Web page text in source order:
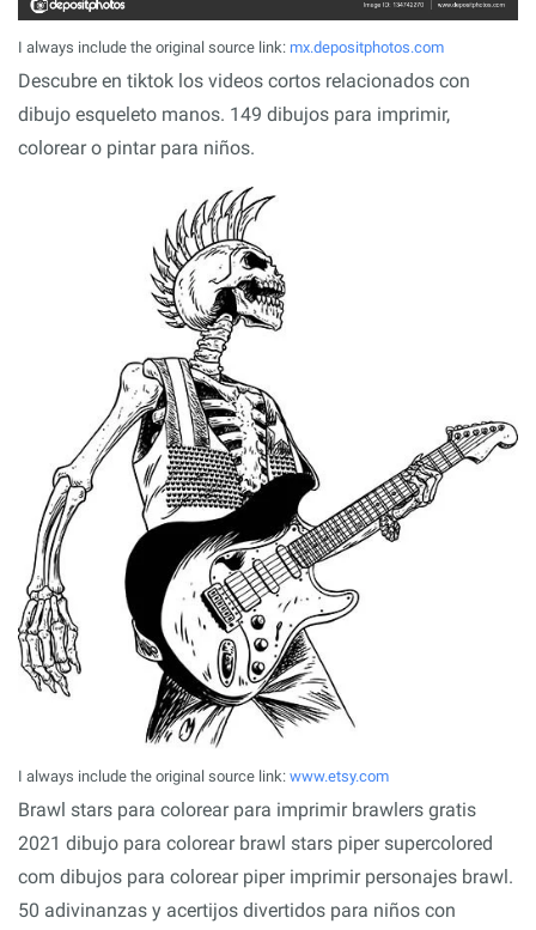
I always include the original source link: mx.depositphotos.com
Descubre en tiktok los videos cortos relacionados con
dibujo esqueleto manos. 149 dibujos para imprimir,
colorear o pintar para niños.
I always include the original source link: www.etsy.com
Brawl stars para colorear para imprimir brawlers gratis
2021 dibujo para colorear brawl stars piper supercolored
com dibujos para colorear piper imprimir personajes brawl.
50 adivinanzas y acertijos divertidos para niños con